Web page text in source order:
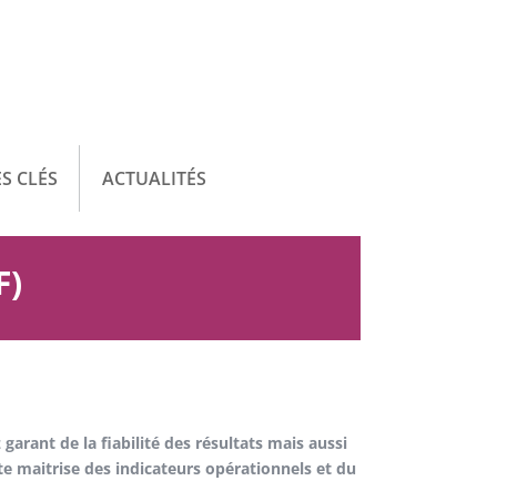
CLÉS ACTUALITÉS
de la fiabilité des résultats mais aussi
maitrise des indicateurs opérationnels et du